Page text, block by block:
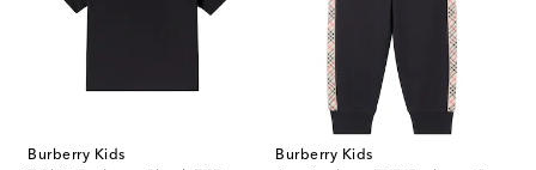
Burberry Kids
Burberry Kids